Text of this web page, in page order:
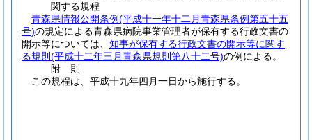
関する規程
青森県情報公開条例(平成十一年十二月青森県条例第五十五
号)の規定による青森県病院事業管理者が保有する行政文書の
開示等については、 知事が保有する行政文書の開示等に関す
る規則 (平成十二年三月青森県規則第八十二号)の例による。
附 則
この規程は、平成十九年四月一日から施行する。